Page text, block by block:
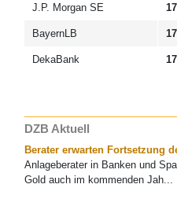
J.P. Morgan SE
BayernLB
DekaBank
DZB Aktuell
Berater erwarten Fortsetzung
Anlageberater in Banken und
Gold auch im kommenden Jah...